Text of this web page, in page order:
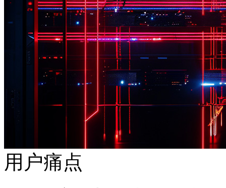
用户痛点